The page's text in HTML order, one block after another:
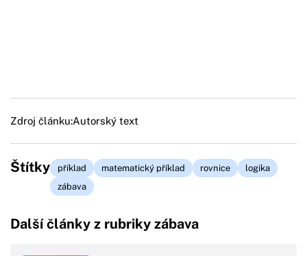
Zdroj článku:Autorský text
Štítky příklad matematický příklad rovnice
logika
zábava
Další články z rubriky zábava